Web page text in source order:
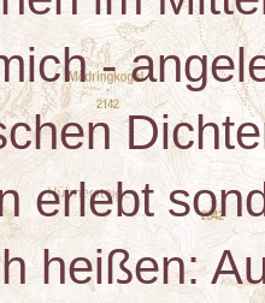
-
erlebt
heißen: